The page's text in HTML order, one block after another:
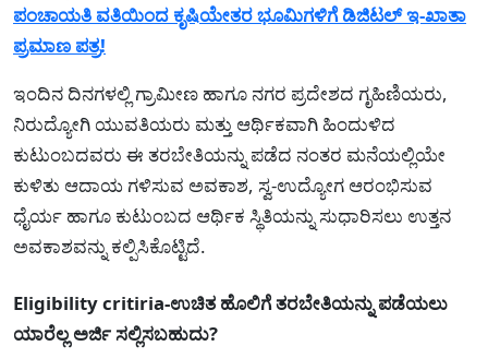
ಪಂಚಾಯತಿ ವತಿಯಿಂದ ಕೃಷಿಯೇತರ ಭೂಮಿಗಳಿಗೆ ಡಿಜಿಟಲ್ ಇ-ಖಾತಾ
ಪ್ರಮಾಣ ಪತ್ರ!
ಇಂದಿನ ದಿನಗಳಲ್ಲಿ ಗ್ರಾಮೀಣ ಹಾಗೂ ನಗರ ಪ್ರದೇಶದ ಗೃಹಿಣಿಯರು,
ನಿರುದ್ಯೋಗಿ ಯುವತಿಯರು ಮತ್ತು ಆರ್ಥಿಕವಾಗಿ ಹಿಂದುಳಿದ
ಕುಟುಂಬದವರು ಈ ತರಬೇತಿಯನ್ನು ಪಡೆದ ನಂತರ ಮನೆಯಲ್ಲಿಯೇ
ಕುಳಿತು ಆದಾಯ ಗಳಿಸುವ ಅವಕಾಶ, ಸ್ವ-ಉದ್ಯೋಗ ಆರಂಭಿಸುವ
ಧೈರ್ಯ ಹಾಗೂ ಕುಟುಂಬದ ಆರ್ಥಿಕ ಸ್ಥಿತಿಯನ್ನು ಸುಧಾರಿಸಲು ಉತ್ತನ
ಅವಕಾಶವನ್ನು ಕಲ್ಪಿಸಿಕೊಟ್ಟಿದೆ.
Eligibility critiria-ಉಚಿತ ಹೊಲಿಗೆ ತರಬೇತಿಯನ್ನು ಪಡೆಯಲು
ಯಾರೆಲ್ಲ ಅರ್ಜಿ ಸಲ್ಲಿಸಬಹುದು?